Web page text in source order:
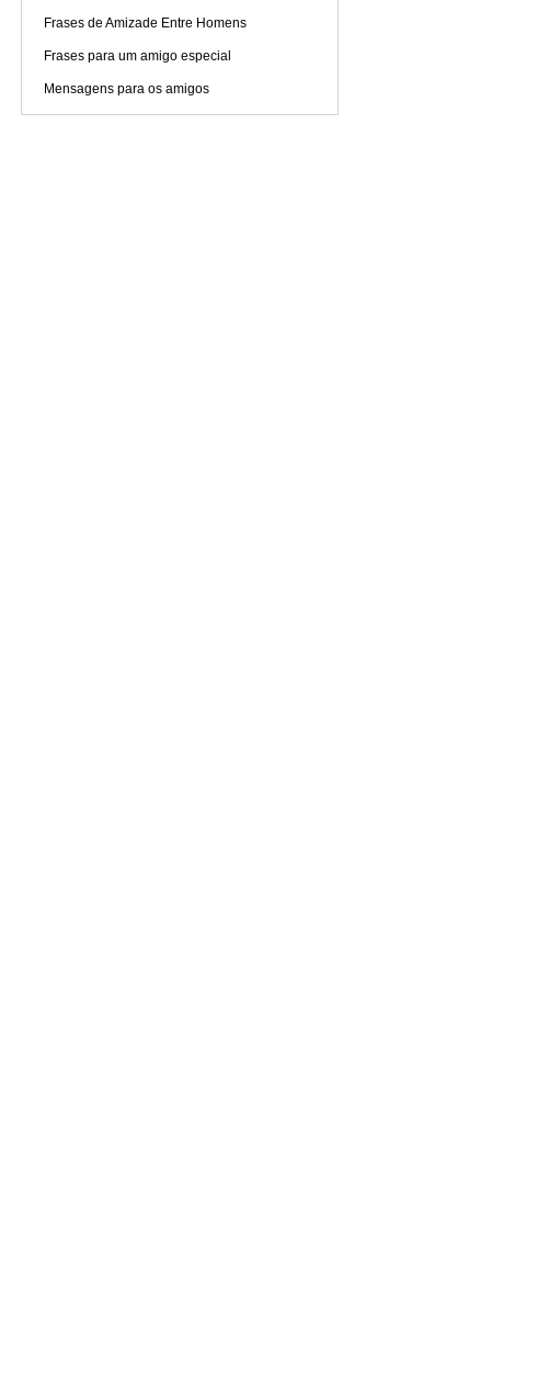
Frases de Amizade Entre Homens
Frases para um amigo especial
Mensagens para os amigos